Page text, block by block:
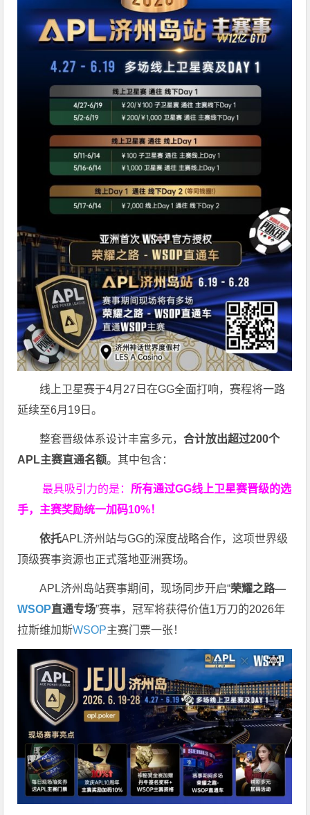
线上卫星赛于4月27日在GG全面打响，赛程将一路
延续至6月19日。
整套晋级体系设计丰富多元，合计放出超过200个
APL主赛直通名额。其中包含：
最具吸引力的是：所有通过GG线上卫星赛晋级的选
手，主赛奖励统一加码10%！
依托APL济州站与GG的深度战略合作，这项世界级
顶级赛事资源也正式落地亚洲赛场。
APL济州岛站赛事期间，现场同步开启“荣耀之路—
WSOP直通专场”赛事，冠军将获得价值1万刀的2026年
拉斯维加斯WSOP主赛门票一张！